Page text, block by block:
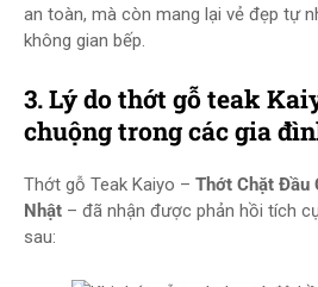
an toàn, mà còn mang lại vẻ đẹp tự
không gian bếp.
3. Lý do thớt gỗ teak
chuộng trong các gia
Thớt gỗ Teak Kaiyo – Thớt Chặt Đầu
Nhật – đã nhận được phản hồi tích
sau: